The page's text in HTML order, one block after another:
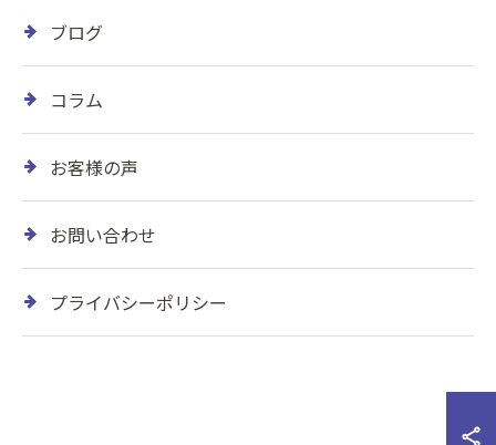
ブログ
コラム
お客様の声
お問い合わせ
プライバシーポリシー